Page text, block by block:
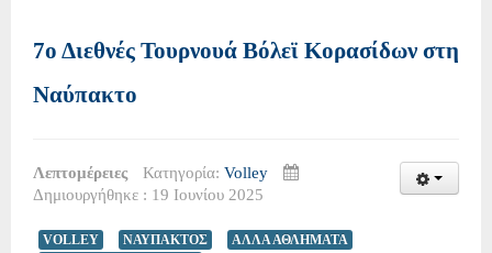
7ο Διεθνές Τουρνουά Βόλεϊ Κορασίδων στη
Ναύπακτο
Λεπτομέρειες Κατηγορία: Volley
Δημιουργήθηκε : 19 Ιουνίου 2025
VOLLEY ΝΑΥΠΑΚΤΟΣ
ΑΛΛΑ ΑΘΛΗΜΑΤΑ